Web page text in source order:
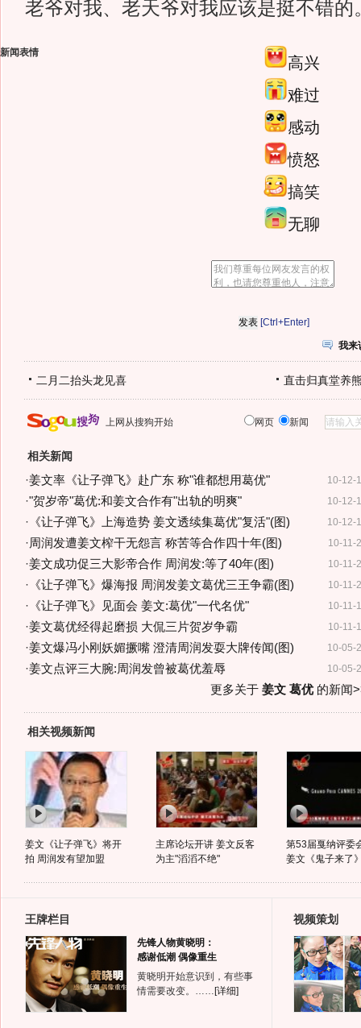
老爷对我、老天爷对我应该是挺不错的
新闻表情
高兴
难过
感动
愤怒
搞笑
无聊
[Ctrl+Enter]
我来
二月二抬头龙见喜 直击归真堂养
上网从搜狗开始 网页 新闻
相关新闻
10-12-
·姜文率《让子弹飞》赴广东 称"谁都想用葛优"
10-12-
·"贺岁帝"葛优:和姜文合作有"出轨的明爽"
10-12-
· 《让子弹飞》上海造势 姜文透续集葛优"复活"(图)
10-11-
·周润发遭姜文榨干无怨言 称苦等合作四十年(图)
10-11-
·姜文成功促三大影帝合作 周润发:等了40年(图)
10-11-
· 《让子弹飞》爆海报 周润发姜文葛优三王争霸(图)
10-11-
· 《让子弹飞》见面会 姜文:葛优"一代名优"
10-11-
·姜文葛优经得起磨损 大侃三片贺岁争霸
10-05-
·姜文爆冯小刚妖媚撅嘴 澄清周润发耍大牌传闻(图)
10-05-
·姜文点评三大腕:周润发曾被葛优羞辱
更多关于 姜文 葛优的新闻
相关视频新闻
姜文《让子弹飞》将开
拍 周润发有望加盟
主席论坛开讲 姜文反客
为主"滔滔不绝"
第53届戛纳评委
姜文《鬼子来了
王牌栏目
先锋人物黄晓明：
感谢低潮 偶像重生
黄晓明开始意识到，有些事
情需要改变。…… [详细]
视频策划